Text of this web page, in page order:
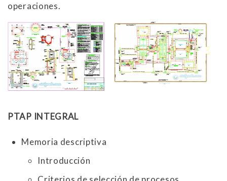
operaciones.
PTAP INTEGRAL
Memoria descriptiva
Introducción